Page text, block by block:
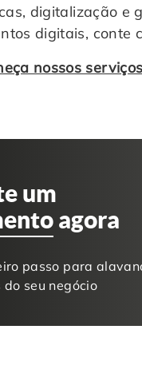
digitalização e
digitais, conte
nossos
um
agora
passo para
seu negócio